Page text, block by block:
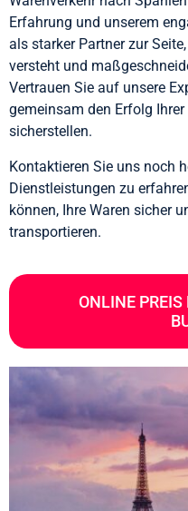
Erfahrung und unserem
als starker Partner zur
versteht und
Vertrauen Sie auf unsere
gemeinsam den Erfolg
sicherstellen.
Kontaktieren Sie uns noch
Dienstleistungen zu
können, Ihre Waren sicher
transportieren.
ONLINE